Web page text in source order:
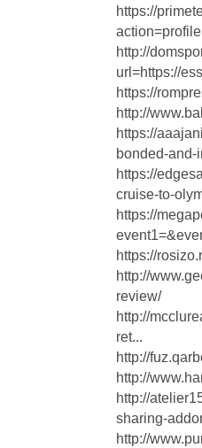
https://
http://
url=https://
https://
http://
https://
bonded-and-
https://
cruise-to-
https://
https://
http://
review/
http://
ret...
http://
http://
http://
sharing-
http://